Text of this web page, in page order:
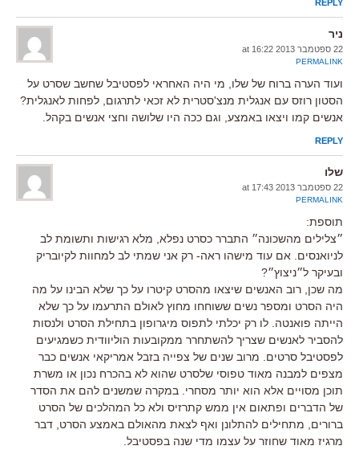
REPLY
ניר
22 ספטמבר 2013 at 16:22
PERMALINK
ועוד הערה ברוח של שלו, מי היה האחראי לפסטיבל שחשב שסרט על
הסטון רוזס עם אנגלית מנצ'סטרית לא זכאי לתרגום, לפחות לאנגלית?
אנשים קמו ויצאו באמצע, וגם ככה היו שלושה וחצי אנשים בקהל.
REPLY
שלו
22 ספטמבר 2013 at 17:43
PERMALINK
תוספת:
״צלילים מהשכונה״ התברר כסרט נפלא, מלא רגישות ותשומת לב
לניואנסים. אם עוד מישהו ראה- רק אני שמתי לב למחוות לקיובריק
ובעיקר ל״ניצוץ״?
מה שכן, רוב האנשים שיצאו מהסרט קיטרו על כך שלא הבינו על מה
היה הסרט ומספר נשים ששוחחו מחוץ לאולם התרעמו על כך שלא
הייתה פואנטה. לו רק יכלתי לתפוס מיגרופון בתחילת הסרט ולנסות
להסביר לאנשים שצריך להשתחרר ממקובעות הוליוודית כשמגיעים
לפסטיבל סרטים. מרוב שנים של צפייה בזבל אמריקאי אנשים כבר
מצפים למבנה מאוד טפוסי שלסרט שהוא לא בהכרח נכון או משרת
תוכן מסויים אלא הוא יותר מסחרי. במקרה שמשנים להם את הסדר
של הדברים ופתאום אין ממש קתרזיס ולא כל המהלכים של הסרט
ברורים, מתחילים להתלונן ואף לצאת מהאולם באמצע הסרט, דבר
מרגיז מאוד שחוזר על עצמו מדי שנה בפסטיבל.